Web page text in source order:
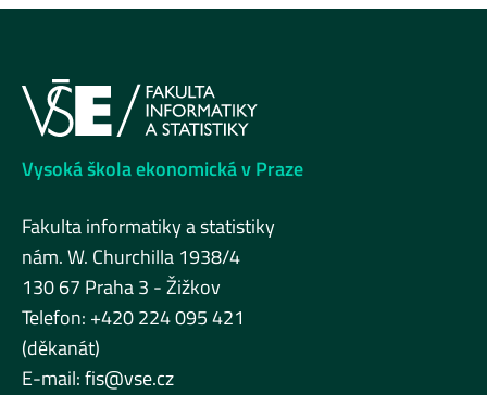
Vysoká škola ekonomická v Praze
Fakulta informatiky a statistiky
nám. W. Churchilla 1938/4
130 67 Praha 3 - Žižkov
Telefon: +420 224 095 421
(děkanát)
E-mail:fis@vse.cz